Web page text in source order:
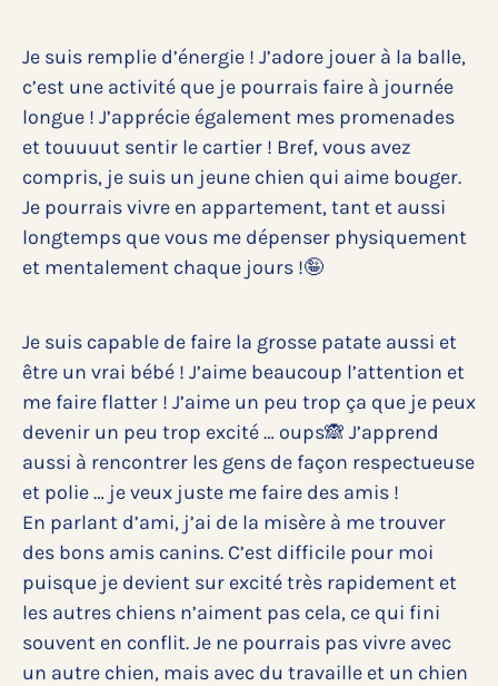
Je suis remplie d’énergie ! J’adore jouer à la balle,
c’est une activité que je pourrais faire à journée
longue ! J’apprécie également mes promenades
et touuuut sentir le cartier ! Bref, vous avez
compris, je suis un jeune chien qui aime bouger.
Je pourrais vivre en appartement, tant et aussi
longtemps que vous me dépenser physiquement
et mentalement chaque jours !🤪
Je suis capable de faire la grosse patate aussi et
être un vrai bébé ! J’aime beaucoup l’attention et
me faire flatter ! J’aime un peu trop ça que je peux
devenir un peu trop excité … oups🙈 J’apprend
aussi à rencontrer les gens de façon respectueuse
et polie … je veux juste me faire des amis !
En parlant d’ami, j’ai de la misère à me trouver
des bons amis canins. C’est difficile pour moi
puisque je devient sur excité très rapidement et
les autres chiens n’aiment pas cela, ce qui fini
souvent en conflit. Je ne pourrais pas vivre avec
un autre chien, mais avec du travaille et un chien